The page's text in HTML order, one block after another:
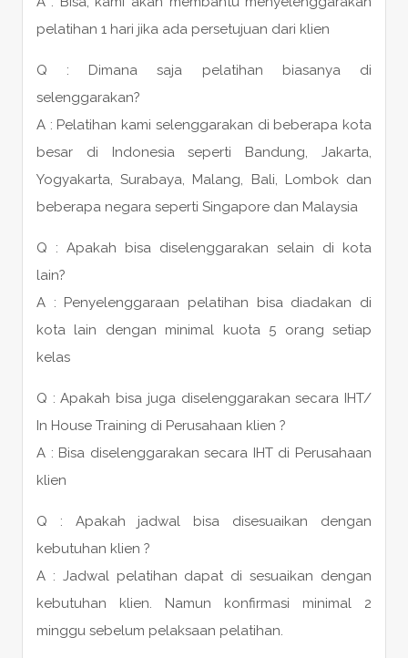
pelatihan 1 hari jika ada persetujuan dari klien
Q : Dimana saja pelatihan biasanya di
selenggarakan?
A : Pelatihan kami selenggarakan di beberapa kota
besar di Indonesia seperti Bandung, Jakarta,
Yogyakarta, Surabaya, Malang, Bali, Lombok dan
beberapa negara seperti Singapore dan Malaysia
Q : Apakah bisa diselenggarakan selain di kota
lain?
A : Penyelenggaraan pelatihan bisa diadakan di
kota lain dengan minimal kuota 5 orang setiap
kelas
Q : Apakah bisa juga diselenggarakan secara IHT/
In House Training di Perusahaan klien ?
A : Bisa diselenggarakan secara IHT di Perusahaan
klien
Q : Apakah jadwal bisa disesuaikan dengan
kebutuhan klien ?
A : Jadwal pelatihan dapat di sesuaikan dengan
kebutuhan klien. Namun konfirmasi minimal 2
minggu sebelum pelaksaan pelatihan.